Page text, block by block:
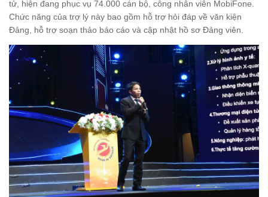
tử, hiện đang phục vụ 74.000 cán bộ, công nhân viên MobiFone.
Chức năng của trợ lý này bao gồm hỗ trợ hỏi đáp về văn kiện
Đảng, hỗ trợ soạn thảo báo cáo và cập nhật hồ sơ Đảng viên.